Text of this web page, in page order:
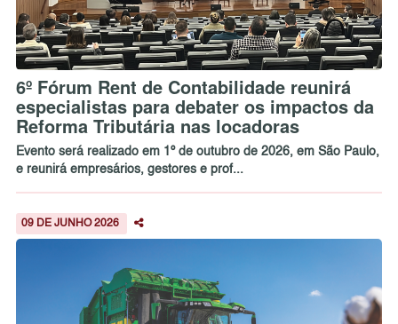
6º Fórum Rent de Contabilidade reunirá
especialistas para debater os impactos da
Reforma Tributária nas locadoras
Evento será realizado em 1º de outubro de 2026, em São Paulo,
e reunirá empresários, gestores e prof...
09 DE JUNHO 2026